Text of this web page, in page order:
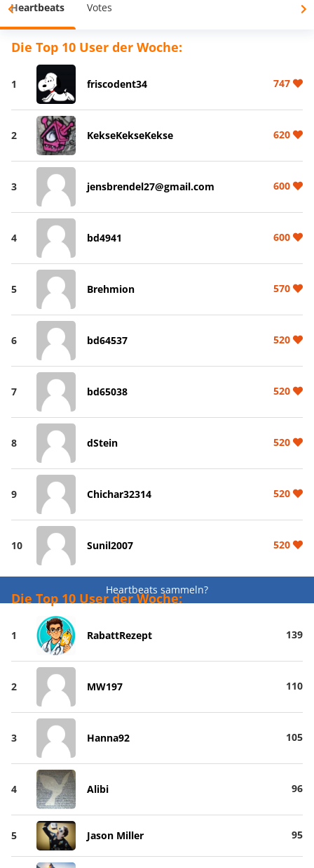
Heartbeats Votes
Die Top 10 User der Woche:
1 friscodent34 747
2 KekseKekseKekse 620
3 jensbrendel27@gmail.com 600
4 bd4941 600
5 Brehmion 570
6 bd64537 520
7 bd65038 520
8 dStein 520
9 Chichar32314 520
10 Sunil2007 520
Heartbeats sammeln?
Die Top 10 User der Woche:
1 RabattRezept 139
2 MW197 110
3 Hanna92 105
4 Alibi 96
5 Jason Miller 95